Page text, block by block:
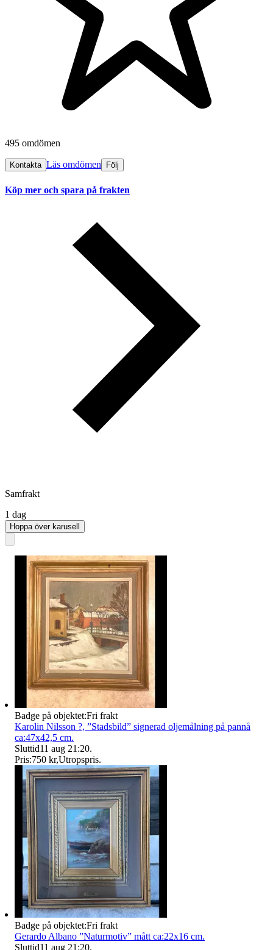
495 omdömen
Kontakta Läs omdömen Följ
Köp mer och spara på frakten
Samfrakt
1 dag
Hoppa över karusell
Badge på objektet:Fri frakt
Karolin Nilsson ?, ”Stadsbild” signerad oljemålning på pannå
ca:47x42,5 cm.
Sluttid11 aug 21:20.
Pris:750 kr,Utropspris.
Badge på objektet:Fri frakt
Gerardo Albano ”Naturmotiv” mått ca:22x16 cm.
Sluttid11 aug 21:20.